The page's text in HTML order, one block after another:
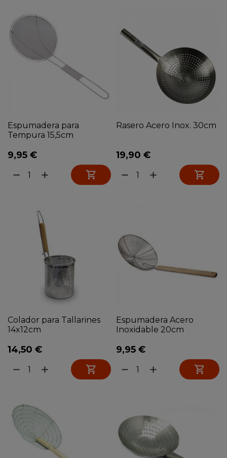
Espumadera para
Tempura 15,5cm
9,95 €
remove add 
Rasero Acero Inox. 30cm
19,90 €
remove add 
Colador para Tallarines
14x12cm
14,50 €
remove add 
Espumadera Acero
Inoxidable 20cm
9,95 €
remove add 